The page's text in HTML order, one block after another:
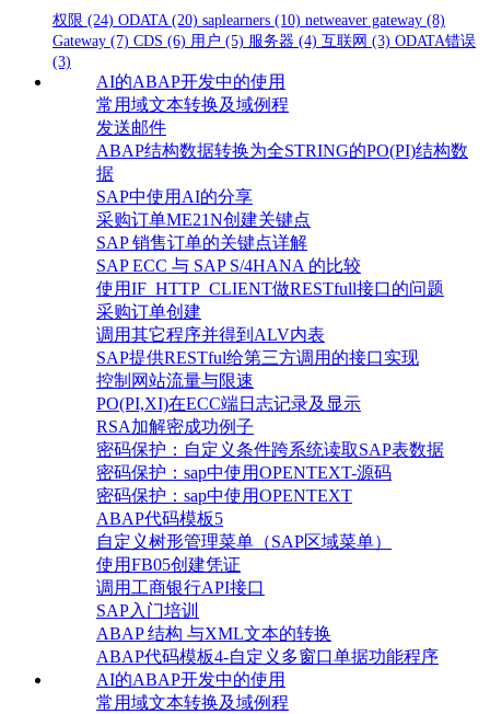
权限 (24) ODATA (20) saplearners (10) netweaver gateway (8)
Gateway (7) CDS (6) 用户 (5) 服务器 (4) 互联网 (3) ODATA错误
(3)
AI的ABAP开发中的使用
常用域文本转换及域例程
发送邮件
ABAP结构数据转换为全STRING的PO(PI)结构数
据
SAP中使用AI的分享
采购订单ME21N创建关键点
SAP 销售订单的关键点详解
SAP ECC 与 SAP S/4HANA 的比较
使用IF_HTTP_CLIENT做RESTfull接口的问题
采购订单创建
调用其它程序并得到ALV内表
SAP提供RESTful给第三方调用的接口实现
控制网站流量与限速
PO(PI,XI)在ECC端日志记录及显示
RSA加解密成功例子
密码保护：自定义条件跨系统读取SAP表数据
密码保护：sap中使用OPENTEXT-源码
密码保护：sap中使用OPENTEXT
ABAP代码模板5
自定义树形管理菜单（SAP区域菜单）
使用FB05创建凭证
调用工商银行API接口
SAP入门培训
ABAP 结构 与XML文本的转换
ABAP代码模板4-自定义多窗口单据功能程序
AI的ABAP开发中的使用
常用域文本转换及域例程